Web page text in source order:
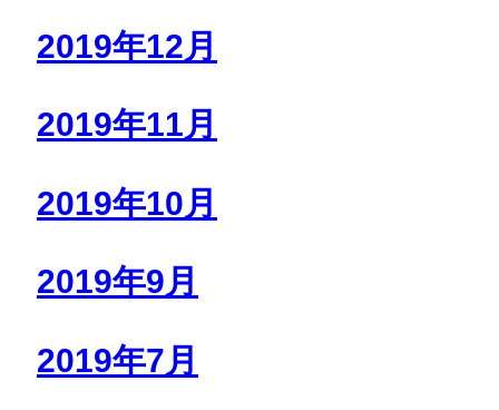
2019年12月
2019年11月
2019年10月
2019年9月
2019年7月